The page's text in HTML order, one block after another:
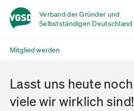
Verband der Gründer und
Selbstständigen Deutschland
Mitglied werden
Lasst uns heute
viele wir wirklich